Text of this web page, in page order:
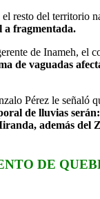
resto del territorio
a fragmentada.
de Inameh, el
de vaguadas
Pérez le señaló
de lluvias
además del
DE